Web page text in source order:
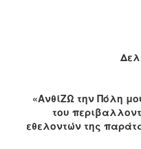
«ΑνθίΖΩ την Πόλη
του
εθελοντών της